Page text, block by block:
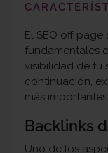
El SEO off
fundamentales
visibilidad de tu
continuación,
más
Backlinks
Uno de los